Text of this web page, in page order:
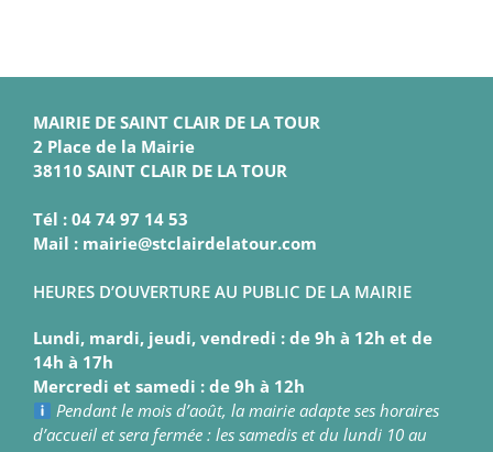
MAIRIE DE SAINT CLAIR DE LA TOUR
2 Place de la Mairie
38110 SAINT CLAIR DE LA TOUR
Tél : 04 74 97 14 53
Mail : mairie@stclairdelatour.com
HEURES D’OUVERTURE AU PUBLIC DE LA MAIRIE
Lundi, mardi, jeudi, vendredi : de 9h à 12h et de
14h à 17h
Mercredi et samedi : de 9h à 12h
Pendant le mois d’août, la mairie adapte ses horaires
d’accueil et sera fermée : les samedis et du lundi 10 au